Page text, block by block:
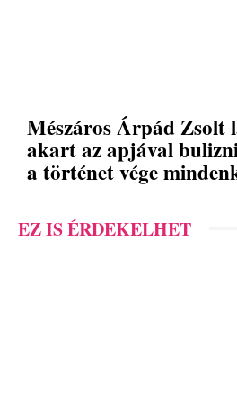
Mészáros Árpád Zsolt
akart az apjával
a történet vége
EZ IS ÉRDEKELHET